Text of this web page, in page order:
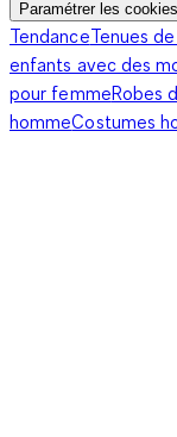
Paramétrer les cookies
TendanceTenues
enfants avec des
pour femmeRobes
hommeCostumes